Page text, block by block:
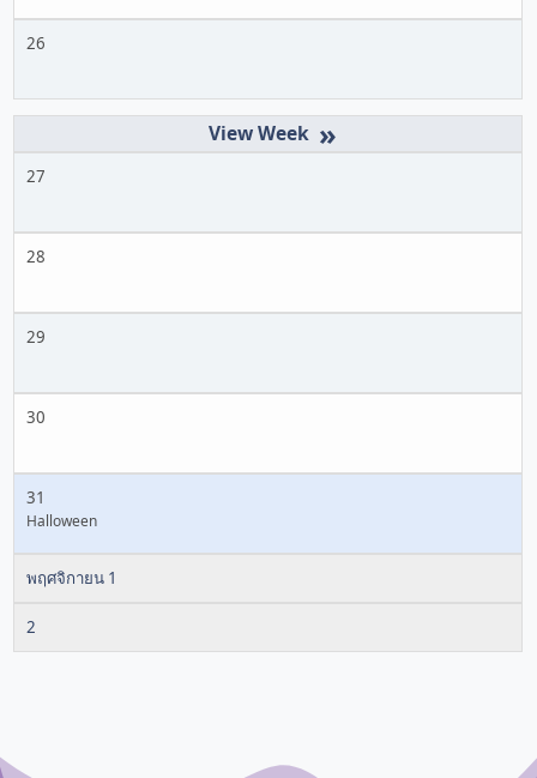
26
»
27
28
29
30
31
Halloween
พฤศจิกายน 1
2